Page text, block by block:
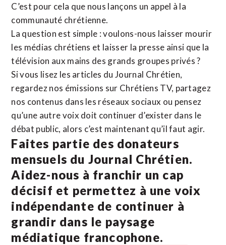
C’est pour cela que nous lançons un appel à la
communauté chrétienne.
La question est simple : voulons-nous laisser mourir
les médias chrétiens et laisser la presse ainsi que la
télévision aux mains des grands groupes privés ?
Si vous lisez les articles du Journal Chrétien,
regardez nos émissions sur Chrétiens TV, partagez
nos contenus dans les réseaux sociaux ou pensez
qu’une autre voix doit continuer d’exister dans le
débat public, alors c’est maintenant qu’il faut agir.
Faites partie des donateurs
mensuels du Journal Chrétien.
Aidez-nous à franchir un cap
décisif et permettez à une voix
indépendante de continuer à
grandir dans le paysage
médiatique francophone.